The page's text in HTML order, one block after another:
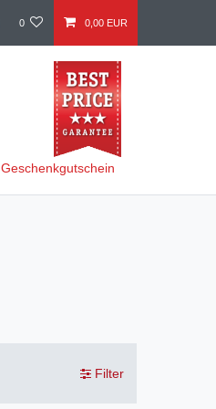
0 0,00 EUR
Geschenkgutschein
Filter